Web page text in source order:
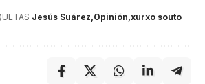
Jesús Suárez Opinión xurxo souto